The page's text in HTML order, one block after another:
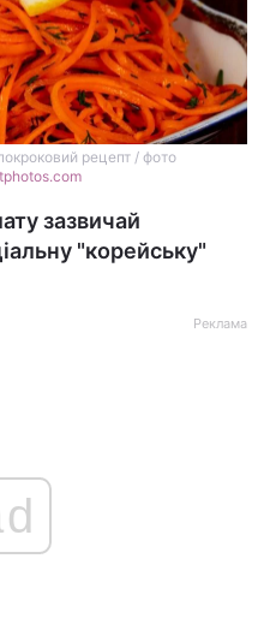
рецепт / фото
зазвичай
"корейську"
Реклама